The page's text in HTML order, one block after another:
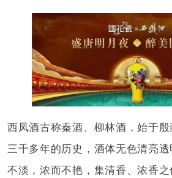
西凤酒古称秦酒、柳林酒，始于
三千多年的历史，酒体无色清亮
不淡，浓而不艳，集清香、浓香